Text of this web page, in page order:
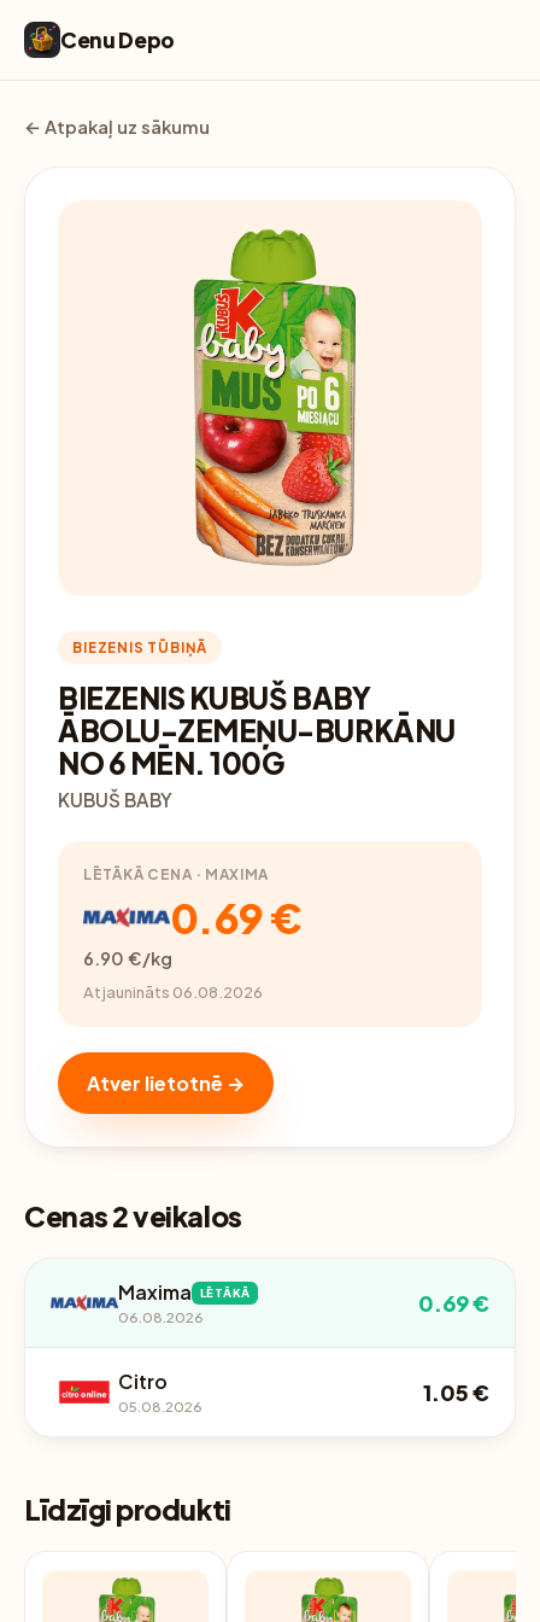
Cenu Depo
← Atpakaļ uz sākumu
BIEZENIS TŪBIŅĀ
BIEZENIS KUBUŠ BABY
ĀBOLU-ZEMEŅU-BURKĀNU
NO 6 MĒN. 100G
KUBUŠ BABY
LĒTĀKĀ CENA · MAXIMA
0.69 €
6.90 €/kg
Atjaunināts 06.08.2026
Atver lietotnē →
Cenas 2 veikalos
Maxima LĒTĀKĀ
06.08.2026
0.69 €
Citro
05.08.2026
1.05 €
Līdzīgi produkti